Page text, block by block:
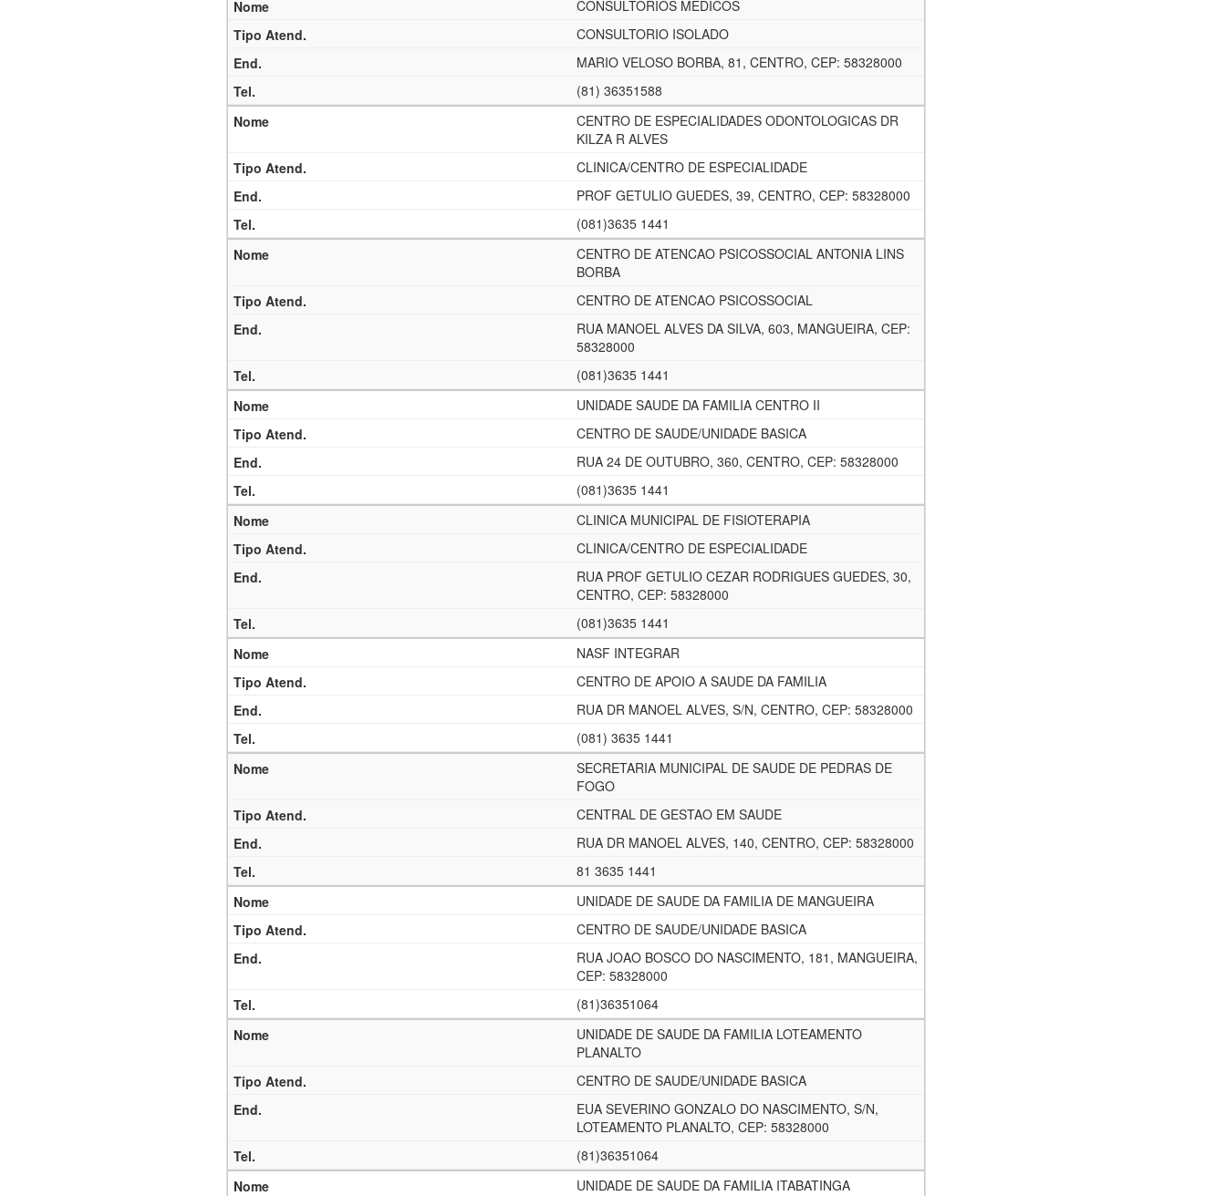
CONSULTORIOS MEDICOS
CONSULTORIO ISOLADO
MARIO VELOSO BORBA, 81, CENTRO, CEP: 58328000
(81) 36351588
CENTRO DE ESPECIALIDADES ODONTOLOGICAS DR
KILZA R ALVES
CLINICA/CENTRO DE ESPECIALIDADE
PROF GETULIO GUEDES, 39, CENTRO, CEP: 58328000
(081)3635 1441
CENTRO DE ATENCAO PSICOSSOCIAL ANTONIA LINS
BORBA
CENTRO DE ATENCAO PSICOSSOCIAL
RUA MANOEL ALVES DA SILVA, 603, MANGUEIRA, CEP:
58328000
(081)3635 1441
UNIDADE SAUDE DA FAMILIA CENTRO II
CENTRO DE SAUDE/UNIDADE BASICA
RUA 24 DE OUTUBRO, 360, CENTRO, CEP: 58328000
(081)3635 1441
CLINICA MUNICIPAL DE FISIOTERAPIA
CLINICA/CENTRO DE ESPECIALIDADE
RUA PROF GETULIO CEZAR RODRIGUES GUEDES, 30,
CENTRO, CEP: 58328000
(081)3635 1441
NASF INTEGRAR
CENTRO DE APOIO A SAUDE DA FAMILIA
RUA DR MANOEL ALVES, S/N, CENTRO, CEP: 58328000
(081) 3635 1441
SECRETARIA MUNICIPAL DE SAUDE DE PEDRAS DE
FOGO
CENTRAL DE GESTAO EM SAUDE
RUA DR MANOEL ALVES, 140, CENTRO, CEP: 58328000
81 3635 1441
UNIDADE DE SAUDE DA FAMILIA DE MANGUEIRA
CENTRO DE SAUDE/UNIDADE BASICA
RUA JOAO BOSCO DO NASCIMENTO, 181, MANGUEIRA,
CEP: 58328000
(81)36351064
UNIDADE DE SAUDE DA FAMILIA LOTEAMENTO
PLANALTO
CENTRO DE SAUDE/UNIDADE BASICA
EUA SEVERINO GONZALO DO NASCIMENTO, S/N,
LOTEAMENTO PLANALTO, CEP: 58328000
(81)36351064
UNIDADE DE SAUDE DA FAMILIA ITABATINGA